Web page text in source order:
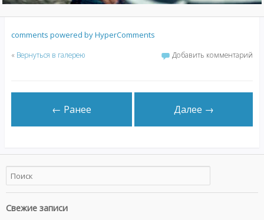
comments powered by HyperComments
« Вернуться в галерею Добавить комментарий
← Ранее Далее →
Свежие записи